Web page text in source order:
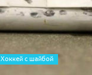
Хоккей c шайбой